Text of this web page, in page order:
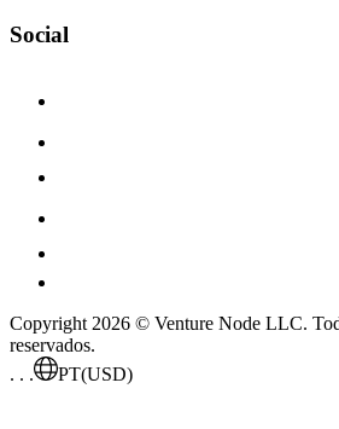
Social
Copyright 2026 © Venture Node LLC.
reservados.
. . .
PT(USD)